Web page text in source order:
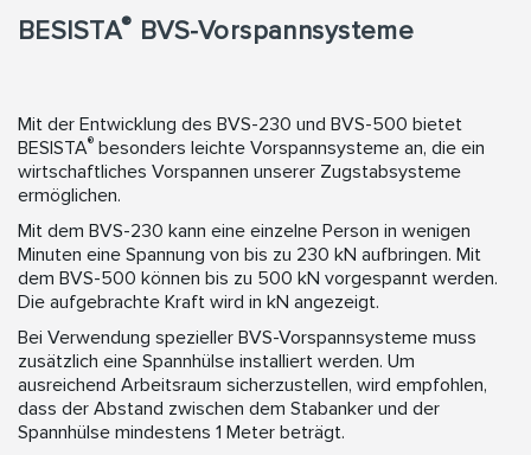
BESISTA® BVS-Vorspannsysteme
Mit der Entwicklung des BVS-230 und BVS-500 bietet
BESISTA® besonders leichte Vorspannsysteme an, die ein
wirtschaftliches Vorspannen unserer Zugstabsysteme
ermöglichen.
Mit dem BVS-230 kann eine einzelne Person in wenigen
Minuten eine Spannung von bis zu 230 kN aufbringen. Mit
dem BVS-500 können bis zu 500 kN vorgespannt werden.
Die aufgebrachte Kraft wird in kN angezeigt.
Bei Verwendung spezieller BVS-Vorspannsysteme muss
zusätzlich eine Spannhülse installiert werden. Um
ausreichend Arbeitsraum sicherzustellen, wird empfohlen,
dass der Abstand zwischen dem Stabanker und der
Spannhülse mindestens 1 Meter beträgt.